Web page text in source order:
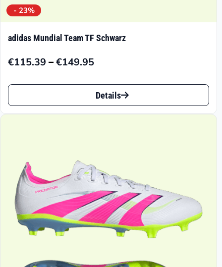
- 23%
adidas Mundial Team TF Schwarz
€115.39 –€149.95
Preisspanne:
€115.39
€149.95
Dieses
Produkt
auf.
Die
Optionen
können
Details